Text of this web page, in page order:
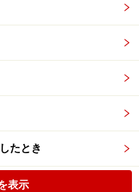
たとき
表示